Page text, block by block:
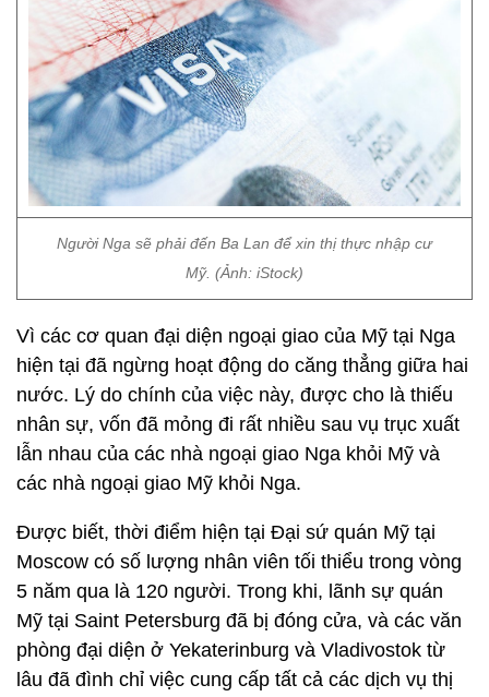
Người Nga sẽ phải đến Ba Lan để xin thị thực nhập cư
Mỹ. (Ảnh: iStock)
Vì các cơ quan đại diện ngoại giao của Mỹ tại Nga
hiện tại đã ngừng hoạt động do căng thẳng giữa hai
nước. Lý do chính của việc này, được cho là thiếu
nhân sự, vốn đã mỏng đi rất nhiều sau vụ trục xuất
lẫn nhau của các nhà ngoại giao Nga khỏi Mỹ và
các nhà ngoại giao Mỹ khỏi Nga.
Được biết, thời điểm hiện tại Đại sứ quán Mỹ tại
Moscow có số lượng nhân viên tối thiểu trong vòng
5 năm qua là 120 người. Trong khi, lãnh sự quán
Mỹ tại Saint Petersburg đã bị đóng cửa, và các văn
phòng đại diện ở Yekaterinburg và Vladivostok từ
lâu đã đình chỉ việc cung cấp tất cả các dịch vụ thị